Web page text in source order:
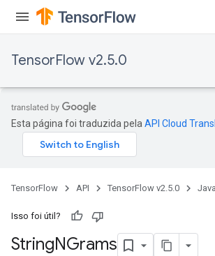
TensorFlow v2.5.0
Esta página foi traduzida pela API Cloud
TensorFlow API TensorFlow v2.5.0 Java
Isso foi útil?
StringNGrams